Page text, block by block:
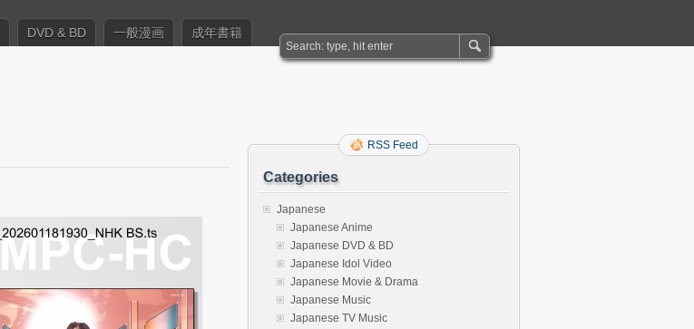
DVD & BD 一般漫画 成年書籍
RSS Feed
Categories
Japanese
Japanese Anime
Japanese DVD & BD
Japanese Idol Video
Japanese Movie & Drama
Japanese Music
Japanese TV Music